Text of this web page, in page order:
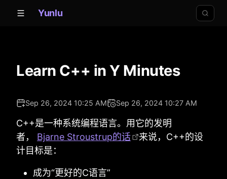
Yunlu
Learn C++ in Y Minutes
Sep 26, 2024 10:25 AM Sep 26, 2024 10:27 AM
C++是一种系统编程语言。用它的发明
者， Bjarne Stroustrup的话
来说，C++的设
计目标是：
成为“更好的C语言”